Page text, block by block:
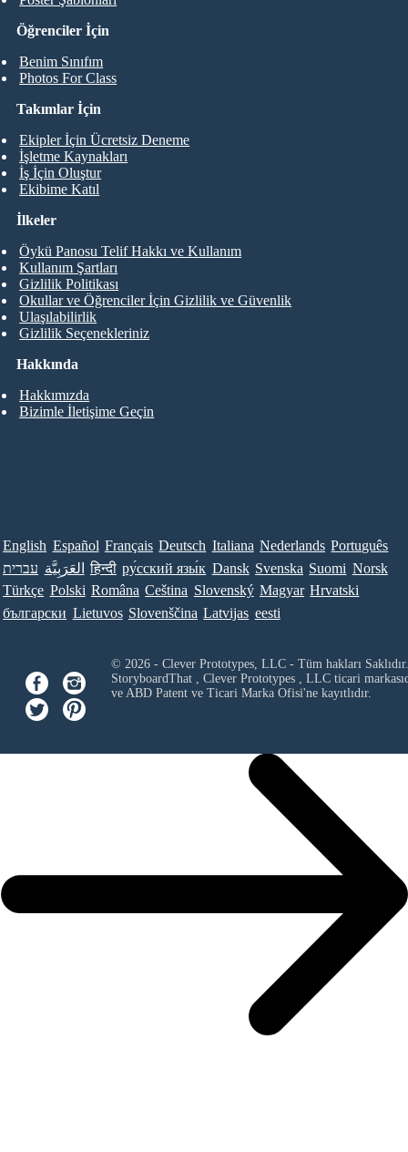
Öğrenciler İçin
Benim Sınıfım
Photos For Class
Takımlar İçin
Ekipler İçin Ücretsiz Deneme
İşletme Kaynakları
İş İçin Oluştur
Ekibime Katıl
Hakkında
Hakkımızda
Bizimle İletişime Geçin
İlkeler
Öykü Panosu Telif Hakkı ve Kullanım
Kullanım Şartları
Gizlilik Politikası
Okullar ve Öğrenciler İçin Gizlilik ve Güvenlik
Ulaşılabilirlik
Gizlilik Seçenekleriniz
English Español Français Deutsch Italiana Nederlands Português
עברית العَرَبِيَّة हिन्दी ру́сский язы́к Dansk Svenska Suomi Norsk
Türkçe Polski Româna Ceština Slovenský Magyar Hrvatski
български Lietuvos Slovenščina Latvijas eesti
© 2026 - Clever Prototypes, LLC - Tüm hakları Saklıdır.
StoryboardThat , Clever Prototypes , LLCticari
ve ABD Patent ve Ticari Marka Ofisi'ne kayıtlıdır.